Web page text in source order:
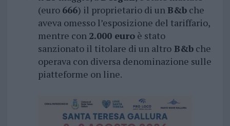
(euro 666) il proprietario di unB&bche
aveva omesso l’esposizione del tariffario,
mentre con 2.000 euroè stato
sanzionato il titolare di un altroB&bche
operava con diversa denominazione sulle
piatteforme on line.